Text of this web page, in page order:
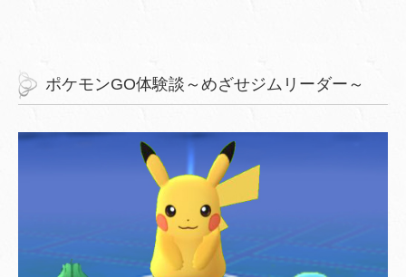
ポケモンGO体験談～めざせジムリーダー～